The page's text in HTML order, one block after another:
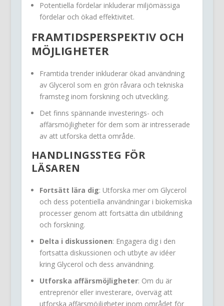
Potentiella fördelar inkluderar miljömässiga
fördelar och ökad effektivitet.
FRAMTIDSPERSPEKTIV OCH
MÖJLIGHETER
Framtida trender inkluderar ökad användning
av Glycerol som en grön råvara och tekniska
framsteg inom forskning och utveckling.
Det finns spännande investerings- och
affärsmöjligheter för dem som är intresserade
av att utforska detta område.
HANDLINGSSTEG FÖR
LÄSAREN
Fortsätt lära dig: Utforska mer om Glycerol
och dess potentiella användningar i biokemiska
processer genom att fortsätta din utbildning
och forskning.
Delta i diskussionen: Engagera dig i den
fortsatta diskussionen och utbyte av idéer
kring Glycerol och dess användning.
Utforska affärsmöjligheter: Om du är
entreprenör eller investerare, överväg att
utforska affärsmöjligheter inom området för